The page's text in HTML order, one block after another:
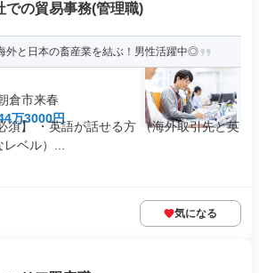
での貿易事務(管理職)
外と日本の畜産業を結ぶ！男性活躍中◎
倉市来春
万3000円
須】 ・英語が話せる方 （海外取引先と英
ベル）...
気になる